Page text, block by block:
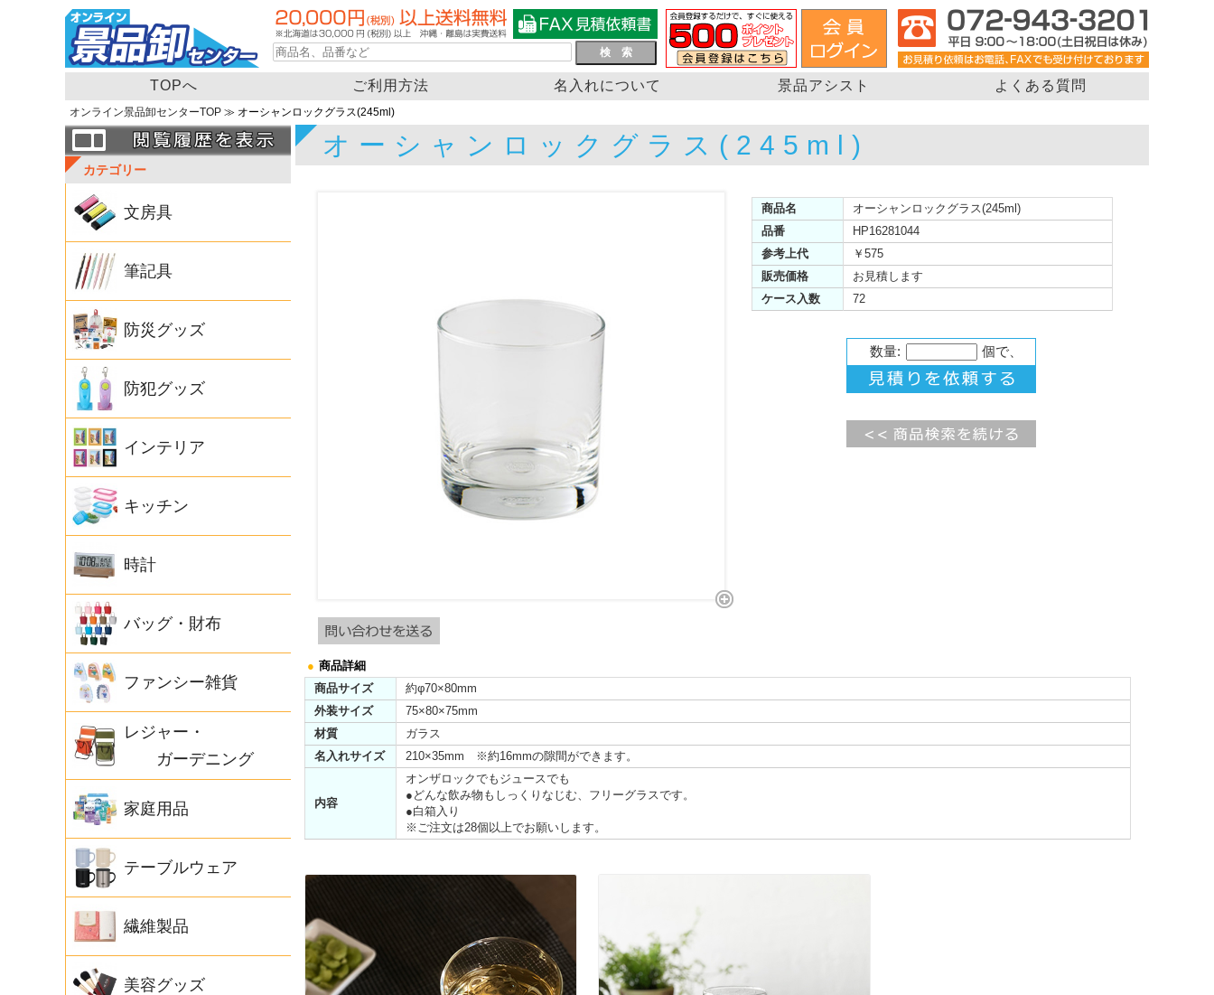
TOPへ ご利用方法 名入れについて 景品アシスト よくある質問
オンライン景品卸センターTOP ≫ オーシャンロックグラス(245ml)
カテゴリー
文房具
筆記具
防災グッズ
防犯グッズ
インテリア
キッチン
時計
バッグ・財布
ファンシー雑貨
レジャー・
ガーデニング
家庭用品
テーブルウェア
繊維製品
美容グッズ
オーシャンロックグラス(245ml)
商品名
オーシャンロックグラス(245ml)
品番
HP16281044
参考上代
￥575
販売価格
お見積します
ケース入数
72
数量: 個で、
● 商品詳細
商品サイズ
約φ70×80mm
外装サイズ
75×80×75mm
材質
ガラス
名入れサイズ
210×35mm ※約16mmの隙間ができます。
内容
オンザロックでもジュースでも
●どんな飲み物もしっくりなじむ、フリーグラスです。
●白箱入り
※ご注文は28個以上でお願いします。